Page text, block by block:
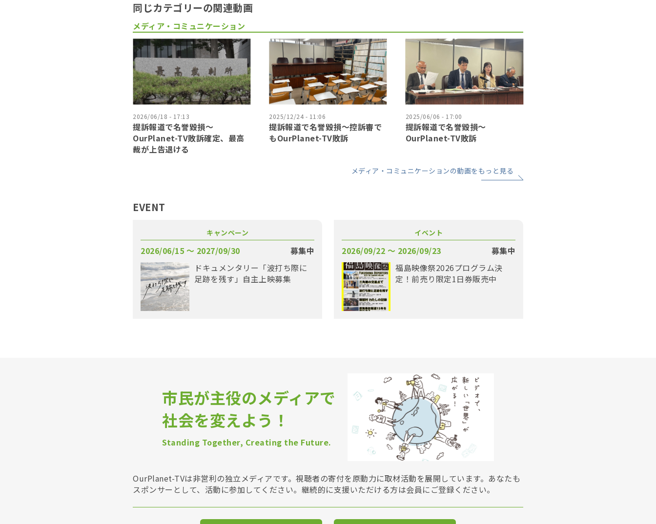
同じカテゴリーの関連動画
メディア・コミュニケーション
2026/06/18 - 17:13
提訴報道で名誉毀損〜
OurPlanet-TV敗訴確定、最高
裁が上告退ける
2025/12/24 - 11:06
提訴報道で名誉毀損〜控訴審で
もOurPlanet-TV敗訴
2025/06/06 - 17:00
提訴報道で名誉毀損〜
OurPlanet-TV敗訴
メディア・コミュニケーションの動画をもっと見る
EVENT
キャンペーン
2026/06/15 〜 2027/09/30
募集中
ドキュメンタリー「波打ち際に
足跡を残す」自主上映募集
イベント
2026/09/22 〜 2026/09/23
募集中
福島映像祭2026プログラム決
定！前売り限定1日券販売中
市民が主役のメディアで
社会を変えよう！
Standing Together, Creating the Future.
OurPlanet-TVは非営利の独立メディアです。視聴者の寄付を原動力に取材活動を展開しています。あなたも
スポンサーとして、活動に参加してください。継続的に支援いただける方は会員にご登録ください。